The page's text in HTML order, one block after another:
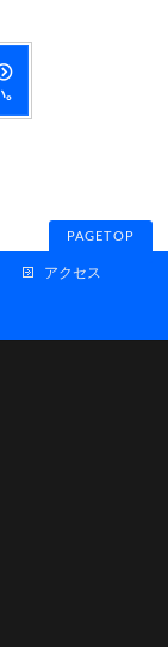
PAGETOP
アクセス